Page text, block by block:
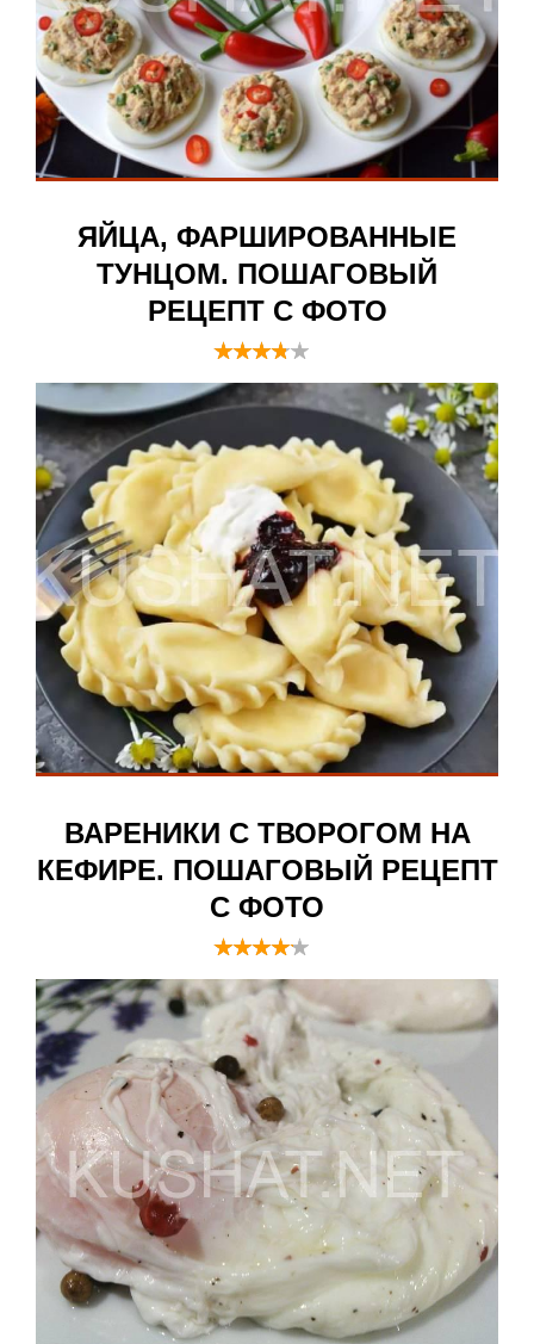
ЯЙЦА, ФАРШИРОВАННЫЕ
ТУНЦОМ. ПОШАГОВЫЙ
РЕЦЕПТ С ФОТО
ВАРЕНИКИ С ТВОРОГОМ НА
КЕФИРЕ. ПОШАГОВЫЙ РЕЦЕПТ
С ФОТО